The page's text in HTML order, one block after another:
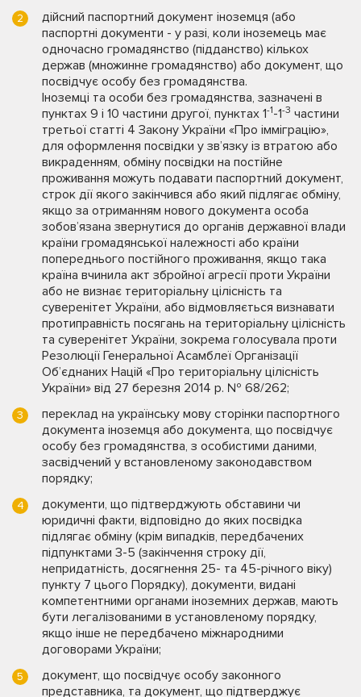
дійсний паспортний документ іноземця (або
паспортні документи - у разі, коли іноземець має
одночасно громадянство (підданство) кількох
держав (множинне громадянство) або документ, що
посвідчує особу без громадянства.
Іноземці та особи без громадянства, зазначені в
пунктах 9 і 10 частини другої, пунктах 1-1-1-3 частини
третьої статті 4 Закону України «Про імміграцію»,
для оформлення посвідки у зв’язку із втратою або
викраденням, обміну посвідки на постійне
проживання можуть подавати паспортний документ,
строк дії якого закінчився або який підлягає обміну,
якщо за отриманням нового документа особа
зобов’язана звернутися до органів державної влади
країни громадянської належності або країни
попереднього постійного проживання, якщо така
країна вчинила акт збройної агресії проти України
або не визнає територіальну цілісність та
суверенітет України, або відмовляється визнавати
протиправність посягань на територіальну цілісність
та суверенітет України, зокрема голосувала проти
Резолюції Генеральної Асамблеї Організації
Об’єднаних Націй «Про територіальну цілісність
України» від 27 березня 2014 р. № 68/262;
переклад на українську мову сторінки паспортного
документа іноземця або документа, що посвідчує
особу без громадянства, з особистими даними,
засвідчений у встановленому законодавством
порядку;
документи, що підтверджують обставини чи
юридичні факти, відповідно до яких посвідка
підлягає обміну (крім випадків, передбачених
підпунктами 3-5 (закінчення строку дії,
непридатність, досягнення 25- та 45-річного віку)
пункту 7 цього Порядку), документи, видані
компетентними органами іноземних держав, мають
бути легалізованими в установленому порядку,
якщо інше не передбачено міжнародними
договорами України;
документ, що посвідчує особу законного
представника, та документ, що підтверджує